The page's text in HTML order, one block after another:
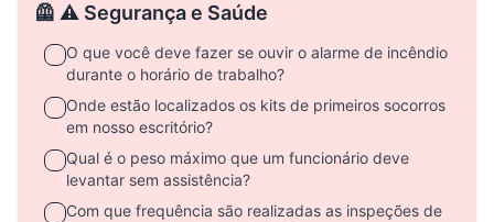
🦺 ⚠️ Segurança e Saúde
O que você deve fazer se ouvir o alarme de incêndio
durante o horário de trabalho?
Onde estão localizados os kits de primeiros socorros
em nosso escritório?
Qual é o peso máximo que um funcionário deve
levantar sem assistência?
Com que frequência são realizadas as inspeções de